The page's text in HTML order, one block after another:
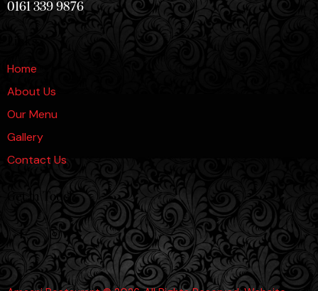
0161 339 9876
Home
About Us
Our Menu
Gallery
Contact Us
Get in Touch